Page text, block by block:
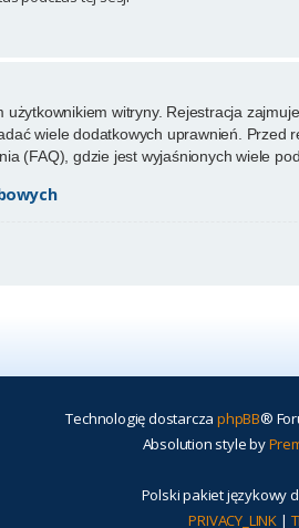
witryny. Rejestracja
wiele dodatkowych uprawnień.
(FAQ), gdzie jest wyjaśnionych wiele
Technologię dostarcza phpBB®
Absolution style by
Polski pakiet językowy
PRIVACY_LINK |